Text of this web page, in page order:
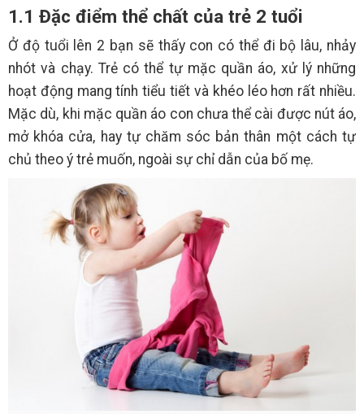
1.1 Đặc điểm thể chất của trẻ 2 tuổi
Ở độ tuổi lên 2 bạn sẽ thấy con có thể đi bộ lâu, nhảy
nhót và chạy. Trẻ có thể tự mặc quần áo, xử lý những
hoạt động mang tính tiểu tiết và khéo léo hơn rất nhiều.
Mặc dù, khi mặc quần áo con chưa thể cài được nút áo,
mở khóa cửa, hay tự chăm sóc bản thân một cách tự
chủ theo ý trẻ muốn, ngoài sự chỉ dẫn của bố mẹ.